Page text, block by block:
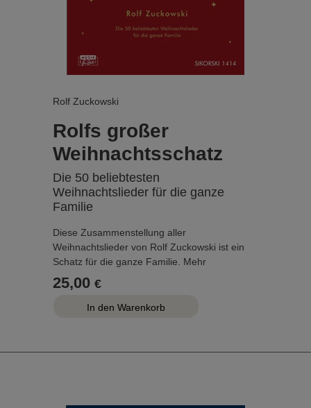
Rolf Zuckowski
Rolfs großer
Weihnachtsschatz
Die 50 beliebtesten
Weihnachtslieder für die ganze
Familie
Diese Zusammenstellung aller
Weihnachtslieder von Rolf Zuckowski ist ein
Schatz für die ganze Familie. Mehr
Weihnachten mit Rolf Zuckowski geht nicht.
Nicht nur Kinder werden die Weihnachtshits
„In der Weihnachtsbäckerei“, „Morgen kommt
25,00 €